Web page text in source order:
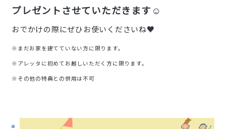
プレゼントさせていただきます☺️
おでかけの際にぜひお使いくださいね♥
※まだお家を建てていない方に限ります。
※アレッタに初めてお越しいただく方に限ります。
※その他の特典との併用は不可